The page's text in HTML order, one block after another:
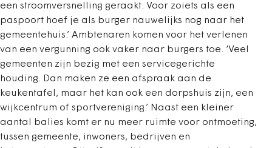
een stroomversnelling geraakt. Voor zoiets als een
paspoort hoef je als burger nauwelijks nog naar het
gemeentehuis.’ Ambtenaren komen voor het verlenen
van een vergunning ook vaker naar burgers toe. ‘Veel
gemeenten zijn bezig met een servicegerichte
houding. Dan maken ze een afspraak aan de
keukentafel, maar het kan ook een dorpshuis zijn, een
wijkcentrum of sportvereniging.’ Naast een kleiner
aantal balies komt er nu meer ruimte voor ontmoeting,
tussen gemeente, inwoners, bedrijven en